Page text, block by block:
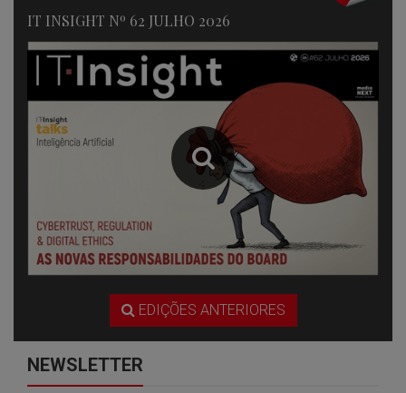
IT INSIGHT Nº 62 JULHO 2026
EDIÇÕES ANTERIORES
NEWSLETTER